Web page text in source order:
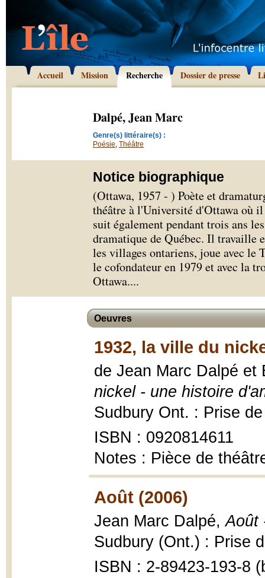
Accueil Mission Recherche Dossier de presse
Dalpé, Jean Marc
Genre(s) littéraire(s) :
Poésie, Théâtre
Notice biographique
(Ottawa, 1957 - ) Poète et
théâtre à l'Université d'Ottawa où
suit également pendant trois ans
dramatique de Québec. Il travaille
les villages ontariens, joue avec
le cofondateur en 1979 et avec la
Ottawa....
Oeuvres
1932, la ville du
de Jean Marc Dalpé
nickel - une histoire
Sudbury Ont. : Prise
ISBN : 0920814611
Notes : Pièce de
Août (2006)
Jean Marc Dalpé,Août
Sudbury (Ont.) : Prise
ISBN : 2-89423-193-8